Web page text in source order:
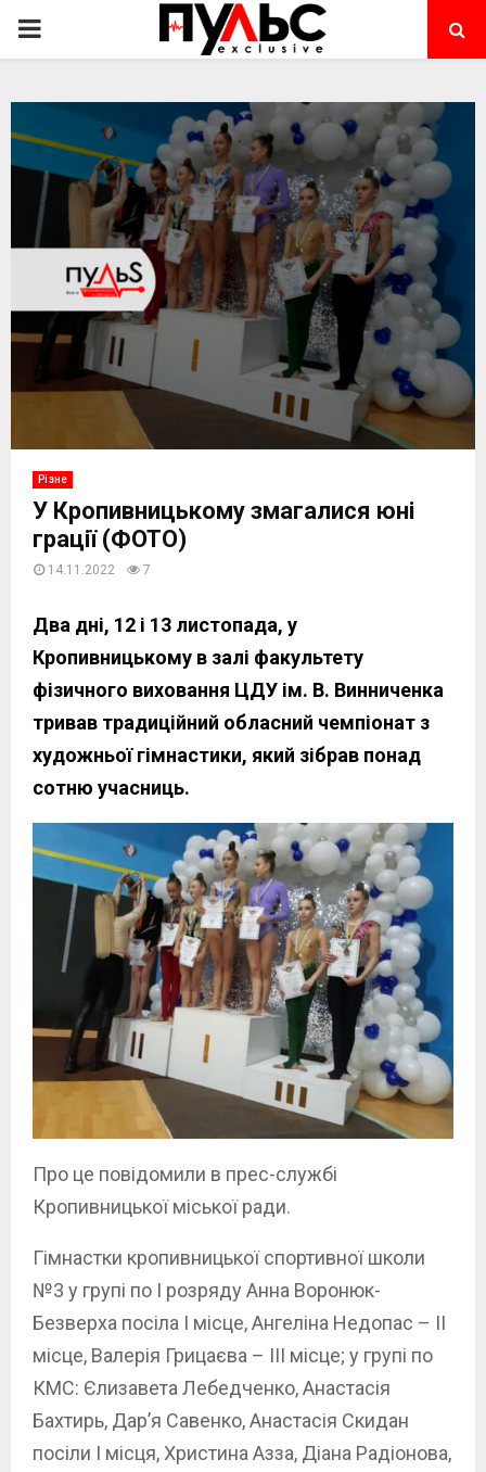
PRIMARY
Різне
У Кропивницькому змагалися юні
грації (ФОТО)
14.11.2022 7
Два дні, 12 і 13 листопада, у
Кропивницькому в залі факультету
фізичного виховання ЦДУ ім. В. Винниченка
тривав традиційний обласний чемпіонат з
художньої гімнастики, який зібрав понад
сотню учасниць.
Про це повідомили в прес-службі
Кропивницької міської ради.
Гімнастки кропивницької спортивної школи
№3 у групі по I розряду Анна Воронюк-
Безверха посіла I місце, Ангеліна Недопас – II
місце, Валерія Грицаєва – III місце; у групі по
КМС: Єлизавета Лебедченко, Анастасія
Бахтирь, Дар’я Савенко, Анастасія Скидан
посіли I місця, Христина Азза, Діана Радіонова,